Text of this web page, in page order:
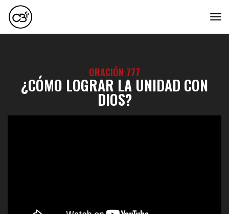
ORACIÓN 777
¿CÓMO LOGRAR LA UNIDAD CON
DIOS?